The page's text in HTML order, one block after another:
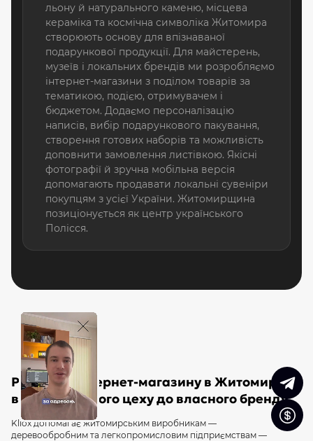
льону й натурального каменю, місцева
кераміка та космічна символіка Житомира
створюють основу для впізнаваної
подарункової продукції. Для майстерень,
музеїв і локальних брендів ми розробляємо
інтернет-магазини з поділом товарів за
тематикою, подією, отримувачем і
бюджетом. Додаємо персоналізацію
написів, вибір подарункового пакування,
створення готових наборів та можливість
доповнити замовлення листівкою. Якісні
фотографії й зручна мобільна версія
допомагають продавати локальні сувеніри
покупцям з усієї України. Житомирщина
позиціонується як центр українського
Полісся.
Розробка інтернет-магазину в Житомирі:
від виробничого цеху до власного бренду
Kliox допомагає житомирським виробникам —
деревообробним та легкопромисловим підприємствам —